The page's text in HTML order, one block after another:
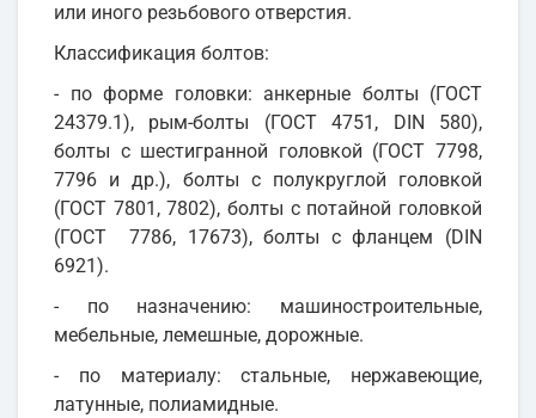
или иного резьбового отверстия.
Классификация болтов:
- по форме головки: анкерные болты (ГОСТ
24379.1), рым-болты (ГОСТ 4751, DIN 580),
болты с шестигранной головкой (ГОСТ 7798,
7796 и др.), болты с полукруглой головкой
(ГОСТ 7801, 7802), болты с потайной головкой
(ГОСТ 7786, 17673), болты с фланцем (DIN
6921).
- по назначению: машиностроительные,
мебельные, лемешные, дорожные.
- по материалу: стальные, нержавеющие,
латунные, полиамидные.